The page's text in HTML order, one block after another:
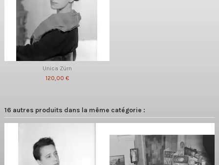
Unica Zürn
120,00 €
16 autres produits dans la même catégorie :